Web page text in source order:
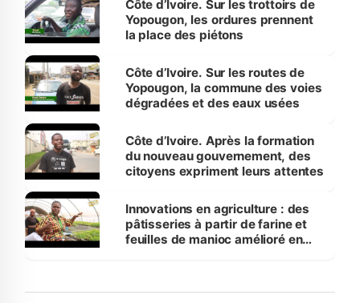
Côte d’Ivoire. Sur les trottoirs de
Yopougon, les ordures prennent
la place des piétons
Côte d’Ivoire. Sur les routes de
Yopougon, la commune des voies
dégradées et des eaux usées
Côte d’Ivoire. Après la formation
du nouveau gouvernement, des
citoyens expriment leurs attentes
Innovations en agriculture : des
pâtisseries à partir de farine et
feuilles de manioc amélioré en